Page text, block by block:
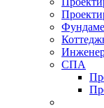
СПА